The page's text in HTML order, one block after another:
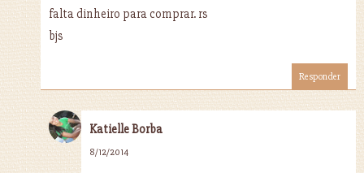
falta dinheiro para comprar. rs
bjs
Responder
Katielle Borba
8/12/2014